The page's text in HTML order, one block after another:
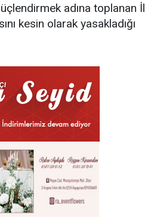
adına toplanan İl
kesin olarak yasakladığı